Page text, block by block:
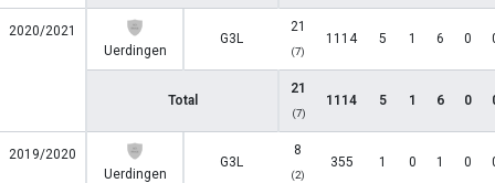
2020/2021
Uerdingen
G3L
21
(7)
1114 5 1 6 0
Total
21
(7)
1114 5 1 6 0
2019/2020
Uerdingen
G3L
8
(2)
355 1 0 1 0